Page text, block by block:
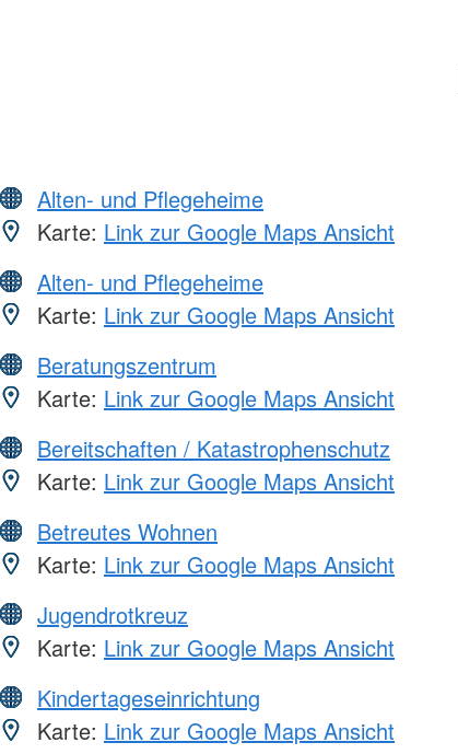
Alten- und Pflegeheime
Karte: Link zur Google Maps Ansicht
Alten- und Pflegeheime
Karte: Link zur Google Maps Ansicht
Beratungszentrum
Karte: Link zur Google Maps Ansicht
Bereitschaften / Katastrophenschutz
Karte: Link zur Google Maps Ansicht
Betreutes Wohnen
Karte: Link zur Google Maps Ansicht
Jugendrotkreuz
Karte: Link zur Google Maps Ansicht
Kindertageseinrichtung
Karte: Link zur Google Maps Ansicht